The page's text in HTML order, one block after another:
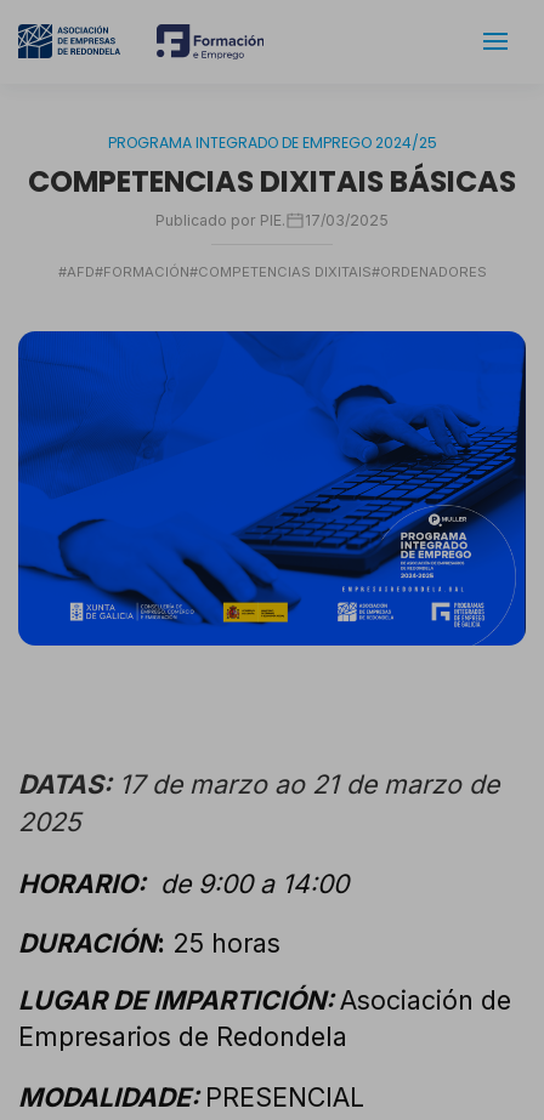
PROGRAMA INTEGRADO DE EMPREGO 2024/25
COMPETENCIAS DIXITAIS BÁSICAS
Publicado por PIE. 17/03/2025
#AFD#FORMACIÓN#COMPETENCIAS DIXITAIS#ORDENADORES
DATAS:17 de marzo ao 21 de marzo de
2025
HORARIO: de 9:00 a 14:00
DURACIÓN: 25 horas
LUGAR DE IMPARTICIÓN:Asociación de
Empresarios de Redondela
MODALIDADE: PRESENCIAL